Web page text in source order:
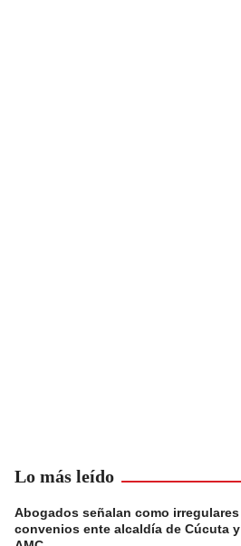
Lo más leído
Abogados señalan como irregulares
convenios ente alcaldía de Cúcuta y